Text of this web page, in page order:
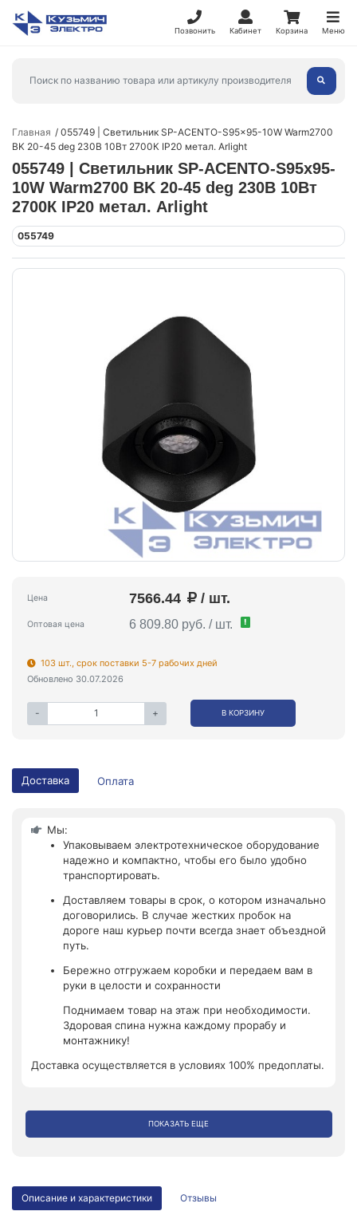
Позвонить Кабинет Корзина Меню
Главная
055749 | Светильник SP-ACENTO-S95x95-10W Warm2700
BK 20-45 deg 230В 10Вт 2700К IP20 метал. Arlight
055749 | Светильник SP-ACENTO-S95x95-
10W Warm2700 BK 20-45 deg 230В 10Вт
2700К IP20 метал. Arlight
055749
Цена 7566.44 / шт.
Оптовая цена 6 809.80 руб. / шт. !
103 шт., срок поставки 5-7 рабочих дней
Обновлено 30.07.2026
- + В КОРЗИНУ
Доставка Оплата
Мы:
Упаковываем электротехническое оборудование
надежно и компактно, чтобы его было удобно
транспортировать.
Доставляем товары в срок, о котором изначально
договорились. В случае жестких пробок на
дороге наш курьер почти всегда знает объездной
путь.
Бережно отгружаем коробки и передаем вам в
руки в целости и сохранности
Поднимаем товар на этаж при необходимости.
Здоровая спина нужна каждому прорабу и
монтажнику!
Доставка осуществляется в условиях 100% предоплаты.
ПОКАЗАТЬ ЕЩЕ
Описание и характеристики Отзывы